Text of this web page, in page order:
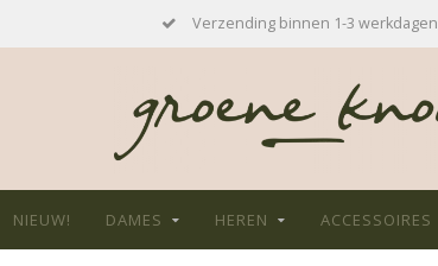
Verzending binnen 1-3 werkdagen
NIEUW! DAMES HEREN ACCESSOIRES